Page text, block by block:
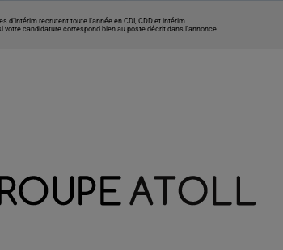
recrutent toute l’année en CDI, CDD et intérim.
votre candidature correspond bien au poste décrit dans l'annonce.